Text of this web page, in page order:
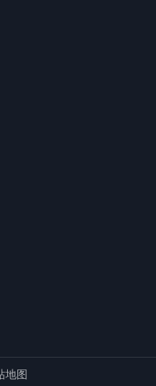
地图